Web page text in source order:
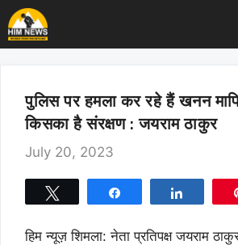
Skip
to
content
पुलिस पर हमला कर रहे हैं खनन
किसका है संरक्षण : जयराम ठाकुर
July 20, 2023
हिम न्यूज़ शिमला: नेता प्रतिपक्ष जयराम